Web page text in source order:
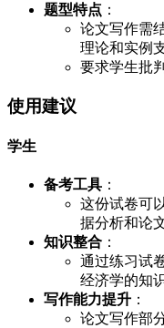
题型特点 ：
论文写作需
理论和实例
要求学生批
使用建议
学生
备考工具 ：
这份试卷可
据分析和论
知识整合 ：
通过练习试
经济学的知
写作能力提升 ：
论文写作部